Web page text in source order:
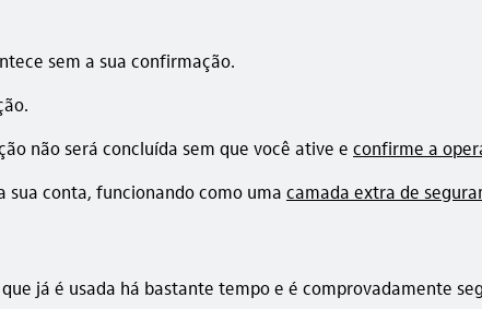
sem a sua confirmação.
não será concluída sem que você ative e confirme a
sua conta, funcionando como uma camada extra de
que já é usada há bastante tempo e é comprovadamente